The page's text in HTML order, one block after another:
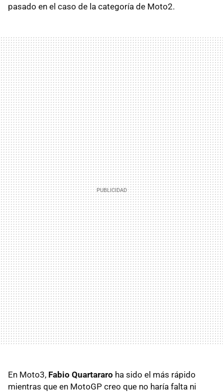
pasado en el caso de la categoría de Moto2.
En Moto3, Fabio Quartararo ha sido el más rápido
mientras que en MotoGP creo que no haría falta ni